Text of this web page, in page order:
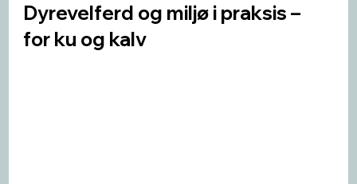
Dyrevelferd og miljø i praksis –
for ku og kalv